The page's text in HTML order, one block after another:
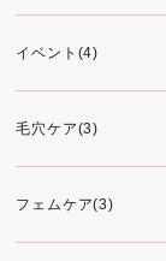
イベント(4)
毛穴ケア(3)
フェムケア(3)